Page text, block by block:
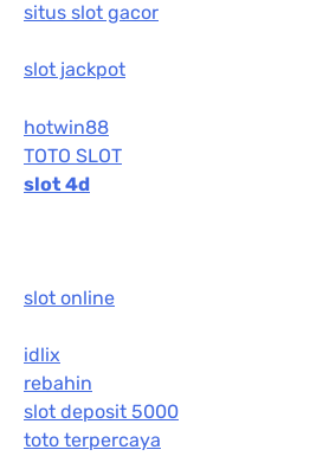
situs slot gacor
slot jackpot
hotwin88
TOTO SLOT
slot 4d
slot online
idlix
rebahin
slot deposit 5000
toto terpercaya